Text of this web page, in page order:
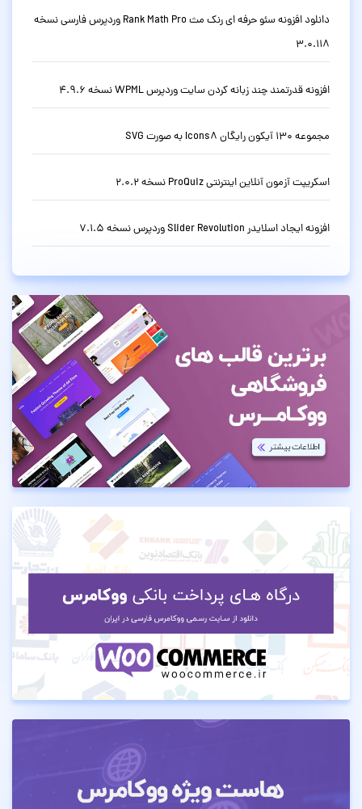
دانلود افزونه سئو حرفه ای رنک مث Rank Math Pro وردپرس فارسی نسخه
3.0.118
افزونه قدرتمند چند زبانه کردن سایت وردپرس WPML نسخه 4.9.6
مجموعه 130 آیکون رایگان Icons8 به صورت SVG
اسکریپت آزمون آنلاین اینترنتی ProQuiz نسخه 2.0.2
افزونه ایجاد اسلایدر Slider Revolution وردپرس نسخه 7.1.5